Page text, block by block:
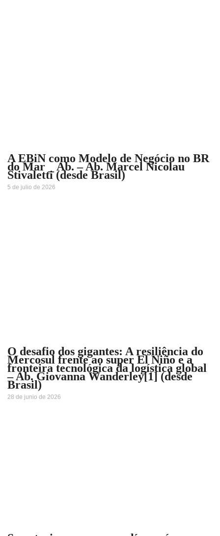
A EBiN como Modelo de Negócio no BR
do Mar _ Ab. – Ab. Marcel Nicolau
Stivaletti (desde Brasil)
5 de julio de 2026
O desafio dos gigantes: A resiliência do
Mercosul frente ao super El Niño e a
fronteira tecnológica da logística global
– Ab. Giovanna Wanderley[1] (desde
Brasil)
28 de junio de 2026